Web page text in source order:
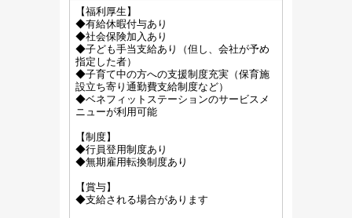
【福利厚生】
◆有給休暇付与あり
◆社会保険加入あり
◆子ども手当支給あり（但し、会社が予め
指定した者）
◆子育て中の方への支援制度充実（保育施
設立ち寄り通勤費支給制度など）
◆ベネフィットステーションのサービスメ
ニューが利用可能
【制度】
◆行員登用制度あり
◆無期雇用転換制度あり
【賞与】
◆支給される場合があります